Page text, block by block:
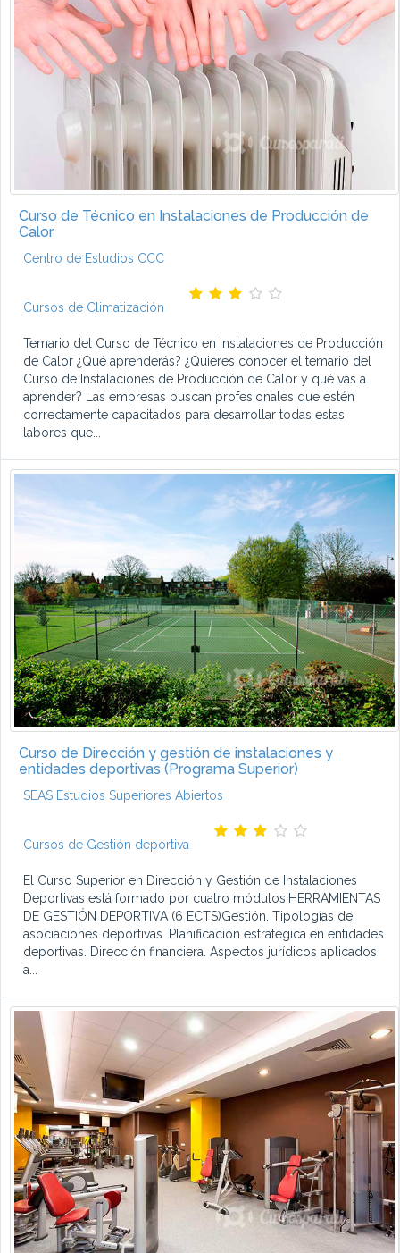
Curso de Técnico en Instalaciones de Producción de
Calor
Centro de Estudios CCC
Cursos de Climatización
Temario del Curso de Técnico en Instalaciones de Producción
de Calor ¿Qué aprenderás? ¿Quieres conocer el temario del
Curso de Instalaciones de Producción de Calor y qué vas a
aprender? Las empresas buscan profesionales que estén
correctamente capacitados para desarrollar todas estas
labores que...
Curso de Dirección y gestión de instalaciones y
entidades deportivas (Programa Superior)
SEAS Estudios Superiores Abiertos
Cursos de Gestión deportiva
El Curso Superior en Dirección y Gestión de Instalaciones
Deportivas está formado por cuatro módulos:HERRAMIENTAS
DE GESTIÓN DEPORTIVA (6 ECTS)Gestión. Tipologías de
asociaciones deportivas. Planificación estratégica en entidades
deportivas. Dirección financiera. Aspectos jurídicos aplicados
a...